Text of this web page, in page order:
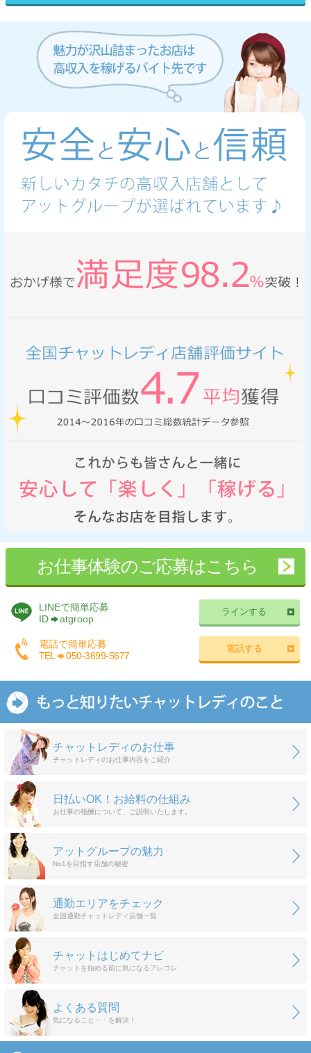
お仕事体験のご応募はこちら
LINEで簡単応募
ID
atgroop
ラインする
電話で簡単応募
TEL
050-3699-5677
電話する
チャットレディのお仕事
チャットレディのお仕事内容をご紹介
日払いOK！お給料の仕組み
お仕事の報酬について、ご説明いたします。
アットグループの魅力
No1を目指す店舗の秘密
通勤エリアをチェック
全国通勤チャットレディ店舗一覧
チャットはじめてナビ
チャットを始める前に気になるアレコレ
よくある質問
気になること・・を解決！